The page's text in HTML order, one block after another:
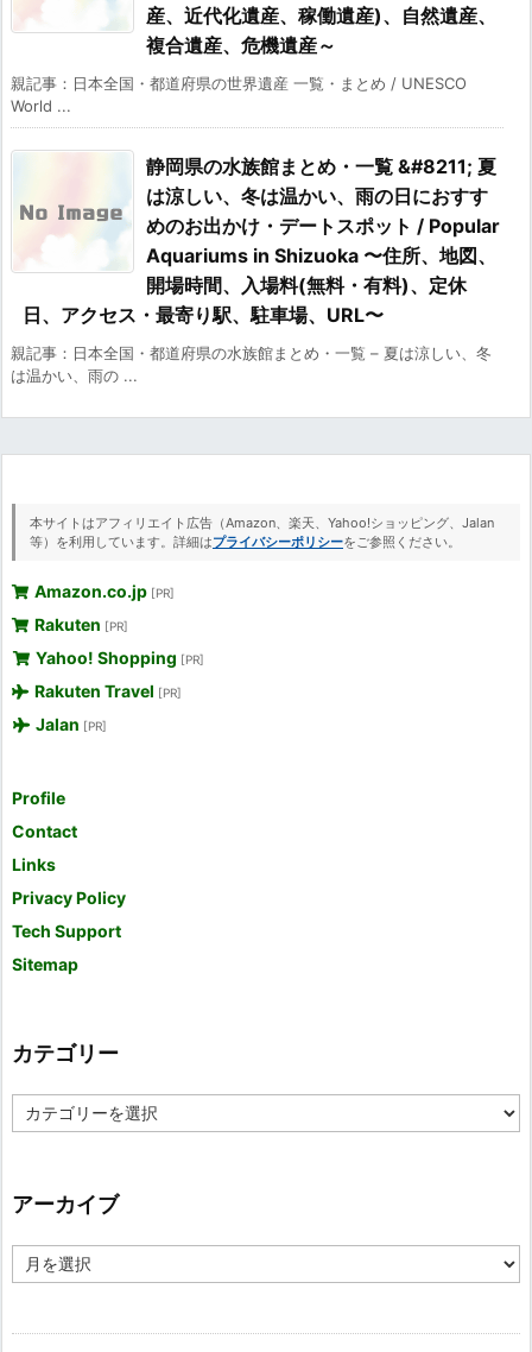
産、近代化遺産、稼働遺産)、自然遺産、
複合遺産、危機遺産～
親記事：日本全国・都道府県の世界遺産 一覧・まとめ / UNESCO
World ...
静岡県の水族館まとめ・一覧 &#8211; 夏
は涼しい、冬は温かい、雨の日におすす
めのお出かけ・デートスポット / Popular
Aquariums in Shizuoka 〜住所、地図、
開場時間、入場料(無料・有料)、定休
日、アクセス・最寄り駅、駐車場、URL〜
親記事：日本全国・都道府県の水族館まとめ・一覧 – 夏は涼しい、冬
は温かい、雨の ...
本サイトはアフィリエイト広告（Amazon、楽天、Yahoo!ショッピング、Jalan
等）を利用しています。詳細はプライバシーポリシーをご参照ください。
Amazon.co.jp [PR]
Rakuten [PR]
Yahoo! Shopping [PR]
Rakuten Travel [PR]
Jalan [PR]
Profile
Contact
Links
Privacy Policy
Tech Support
Sitemap
カテゴリー
テ
ー
アーカイブ
ー